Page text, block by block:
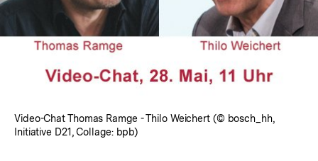
Video-Chat Thomas Ramge - Thilo Weichert (© bosch_hh,
Initiative D21, Collage: bpb)